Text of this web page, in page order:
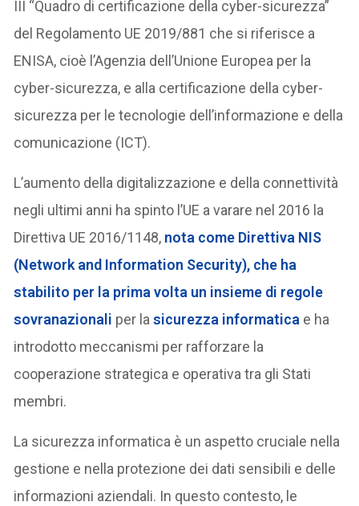
III “Quadro di certificazione della cyber-sicurezza”
del Regolamento UE 2019/881 che si riferisce a
ENISA, cioè l’Agenzia dell’Unione Europea per la
cyber-sicurezza, e alla certificazione della cyber-
sicurezza per le tecnologie dell’informazione e della
comunicazione (ICT).
L’aumento della digitalizzazione e della connettività
negli ultimi anni ha spinto l’UE a varare nel 2016 la
Direttiva UE 2016/1148, nota come Direttiva NIS
(Network and Information Security), che ha
stabilito per la prima volta un insieme di regole
sovranazionali per lasicurezza informatica e ha
introdotto meccanismi per rafforzare la
cooperazione strategica e operativa tra gli Stati
membri.
La sicurezza informatica è un aspetto cruciale nella
gestione e nella protezione dei dati sensibili e delle
informazioni aziendali. In questo contesto, le